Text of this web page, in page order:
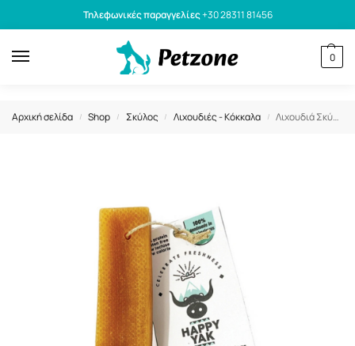
Τηλεφωνικές παραγγελίες+30 28311 81456
0
Αρχική σελίδα / Shop / Σκύλος / Λιχουδιές - Κόκκαλα / Λιχουδιά Σκύλου Happy Yak Himalayan Cheese Bone Medium 80gr